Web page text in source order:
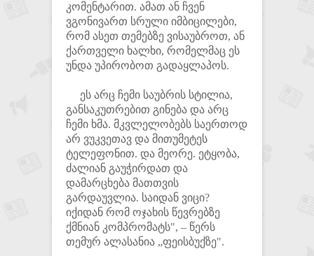
კომენტარით. ამათ ან ჩვენ
ვგონივართ სრული იმბიცილები,
რომ ასეთ თემებზე ვისაუბროთ, ან
ქართველი ხალხი, რომელმაც ეს
უნდა უპირობოთ გადაყლაპოს.
ეს არც ჩემი საუბრის სტილია,
განსაკუთრებით გინება და არც
ჩემი ხმა. მკვლელობებს საერთოდ
არ ვუკვეთავ და მითუმეტეს
ტელეფონით. და მეორე. ეტყობა,
ძალიან გაუჭირდათ და
დამარცხება მათთვის
გარდაუვლია. საიდან ვიცი?
იქიდან რომ ოჯახის წევრებზე
ქმნიან კომპრომატს", – წერს
თემურ ალასანია „ფეისბუქზე".